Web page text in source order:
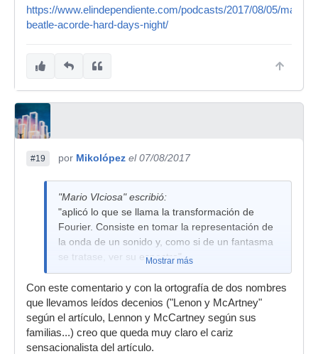
https://www.elindependiente.com/podcasts/2017/08/05/
beatle-acorde-hard-days-night/
#19 por Mikolópez el 07/08/2017
"Mario VIciosa" escribió:
"aplicó lo que se llama la transformación de
Fourier. Consiste en tomar la representación de
la onda de un sonido y, como si de un fantasma
se tratase, ver su espectro"
Mostrar más
Con este comentario y con la ortografía de dos nombres
que llevamos leídos decenios ("Lenon y McArtney"
según el artículo, Lennon y McCartney según sus
familias...) creo que queda muy claro el cariz
sensacionalista del artículo.